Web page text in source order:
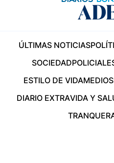
ÚLTIMAS NOTICIAS
SOCIEDAD
ESTILO DE VIDAMEDIOS
DIARIO EXTRAVIDA Y